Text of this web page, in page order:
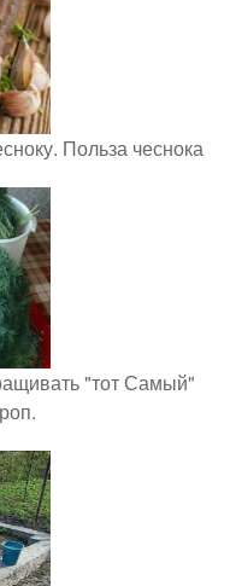
Польза чеснока
"тот Самый"